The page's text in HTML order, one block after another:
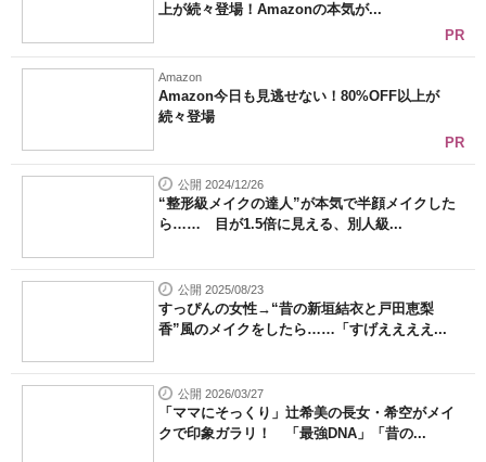
上が続々登場！Amazonの本気が...
PR
Amazon
Amazon今日も見逃せない！80%OFF以上が
続々登場
PR
公開 2024/12/26
“整形級メイクの達人”が本気で半顔メイクした
ら…… 目が1.5倍に見える、別人級...
公開 2025/08/23
すっぴんの女性→“昔の新垣結衣と戸田恵梨
香”風のメイクをしたら……「すげええええ...
公開 2026/03/27
「ママにそっくり」辻希美の長女・希空がメイ
クで印象ガラリ！ 「最強DNA」「昔の...